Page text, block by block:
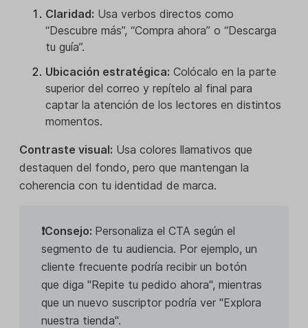
Claridad: Usa verbos directos como
“Descubre más”, “Compra ahora” o “Descarga
tu guía”.
Ubicación estratégica: Colócalo en la parte
superior del correo y repítelo al final para
captar la atención de los lectores en distintos
momentos.
Contraste visual: Usa colores llamativos que
destaquen del fondo, pero que mantengan la
coherencia con tu identidad de marca.
❗Consejo: Personaliza el CTA según el
segmento de tu audiencia. Por ejemplo, un
cliente frecuente podría recibir un botón
que diga "Repite tu pedido ahora", mientras
que un nuevo suscriptor podría ver "Explora
nuestra tienda".